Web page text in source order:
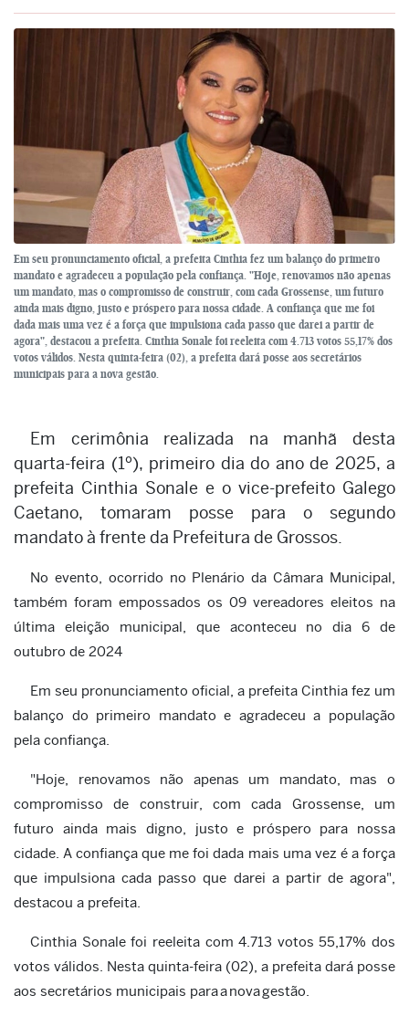
Em seu pronunciamento oficial, a prefeita Cinthia fez um balanço do primeiro
mandato e agradeceu a população pela confiança. "Hoje, renovamos não apenas
um mandato, mas o compromisso de construir, com cada Grossense, um futuro
ainda mais digno, justo e próspero para nossa cidade. A confiança que me foi
dada mais uma vez é a força que impulsiona cada passo que darei a partir de
agora", destacou a prefeita. Cinthia Sonale foi reeleita com 4.713 votos 55,17% dos
votos válidos. Nesta quinta-feira (02), a prefeita dará posse aos secretários
municipais para a nova gestão.
Em cerimônia realizada na manhã desta
quarta-feira (1º), primeiro dia do ano de 2025, a
prefeita Cinthia Sonale e o vice-prefeito Galego
Caetano, tomaram posse para o segundo
mandato à frente da Prefeitura de Grossos.
No evento, ocorrido no Plenário da Câmara Municipal,
também foram empossados os 09 vereadores eleitos na
última eleição municipal, que aconteceu no dia 6 de
outubro de 2024
Em seu pronunciamento oficial, a prefeita Cinthia fez um
balanço do primeiro mandato e agradeceu a população
pela confiança.
"Hoje, renovamos não apenas um mandato, mas o
compromisso de construir, com cada Grossense, um
futuro ainda mais digno, justo e próspero para nossa
cidade. A confiança que me foi dada mais uma vez é a força
que impulsiona cada passo que darei a partir de agora",
destacou a prefeita.
Cinthia Sonale foi reeleita com 4.713 votos 55,17% dos
votos válidos. Nesta quinta-feira (02), a prefeita dará posse
aos secretários municipais para a nova gestão.